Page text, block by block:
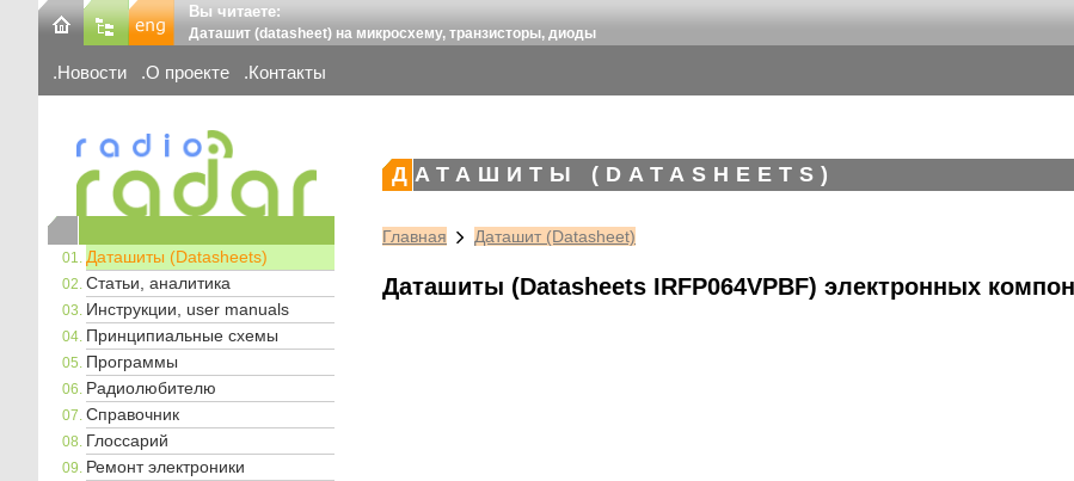
Вы читаете:
Даташит (datasheet) на микросхему, транзисторы, диоды
Новости О проекте Контакты
Даташиты (Datasheets)
Статьи, аналитика
Инструкции, user manuals
Принципиальные схемы
Программы
Радиолюбителю
Справочник
Глоссарий
Ремонт электроники
ДАТАШИТЫ (DATASHEETS)
Главная Даташит (Datasheet)
Даташиты (Datasheets IRFP064VPBF) электронных